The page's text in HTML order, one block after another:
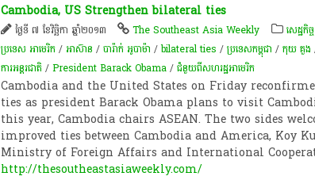
Cambodia, US Strengthen bilateral ties
ថ្ងៃទី ៧ ខែវិច្ឆិកា ឆ្នាំ២០១៣ The Southeast Asia Weekly សេដ្ឋកិ
ប្រទេស អាមេរិក/អាស៊ាន /បារ៉ាក់ អូបាម៉ា /bilateral ties /ប្រទេសកម្ពុជា /កុយ គួង
ការអន្តរជាតិ/President Barack Obama/ជំនួយពីសហរដ្ឋអាមេរិក
Cambodia and the United States on Friday
ties as president Barack Obama plans to visit
this year, Cambodia chairs ASEAN. The two sides
improved ties between Cambodia and America, Koy
Ministry of Foreign Affairs and International
http://thesoutheastasiaweekly.com/